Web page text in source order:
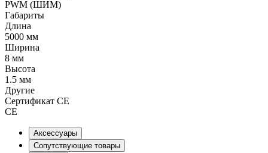
PWM (ШИМ)
Габариты
Длина
5000 мм
Ширина
8 мм
Высота
1.5 мм
Другие
Сертификат CE
CE
Аксессуары
Сопутствующие товары